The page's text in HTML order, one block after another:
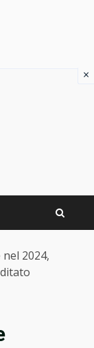
2024,
×